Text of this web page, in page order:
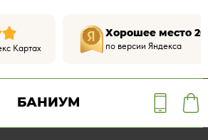
Картах
Хорошее место
по версии Яндекса
БАНИУМ